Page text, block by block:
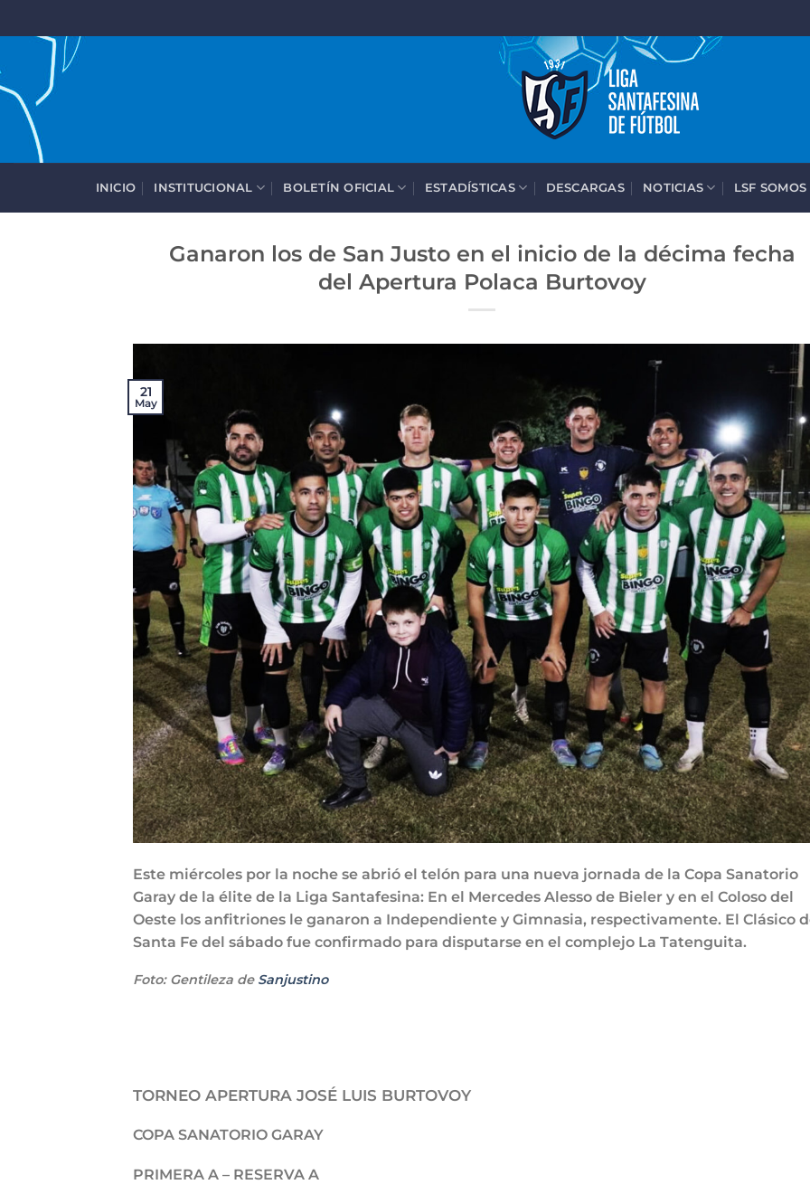
contenido
INICIO INSTITUCIONAL BOLETÍN OFICIAL ESTADÍSTICAS DESCARGAS NOTICIAS LSF
Ganaron los de San Justo en el inicio de la décima fecha
del Apertura Polaca Burtovoy
21
May
Este miércoles por la noche se abrió el telón para una nueva jornada de la Copa Sanatorio
Garay de la élite de la Liga Santafesina: En el Mercedes Alesso de Bieler y en el Coloso del
Oeste los anfitriones le ganaron a Independiente y Gimnasia, respectivamente. El Clásico
Santa Fe del sábado fue confirmado para disputarse en el complejo La Tatenguita.
Foto: Gentileza de Sanjustino
TORNEO APERTURA JOSÉ LUIS BURTOVOY
COPA SANATORIO GARAY
PRIMERA A – RESERVA A